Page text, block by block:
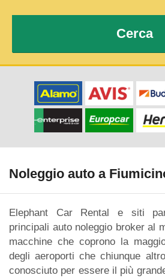
Cerca
Noleggio auto a
Elephant Car Rental e siti
principali auto noleggio broker al
macchine che coprono la
degli aeroporti che chiunque
conosciuto per essere il più